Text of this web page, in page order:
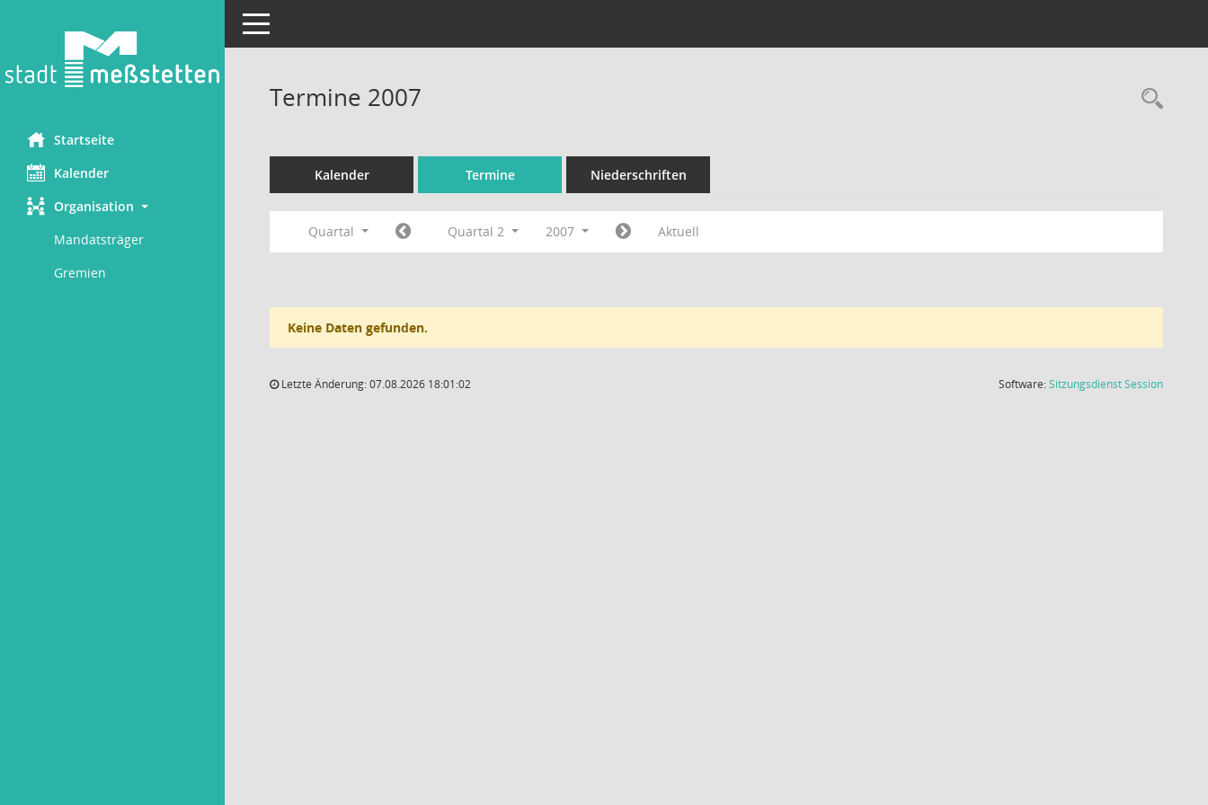
Startseite
Kalender
Organisation
Mandatsträger
Gremien
Toggle navigation
Termine 2007
Kalender Termine Niederschriften
Quartal Quartal 2 2007 Aktuell
Keine Daten gefunden.
Letzte Änderung: 07.08.2026 18:01:02 Software:SitzungsdienstSession(Wird in